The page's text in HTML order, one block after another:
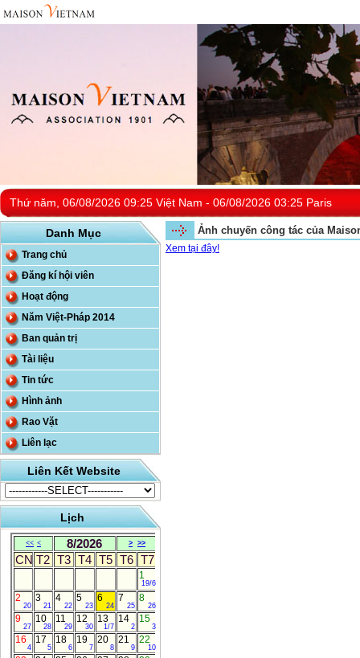
Thứ năm, 06/08/2026 09:25 Việt Nam - 06/08/2026 03:25 Paris
Danh Mục
Trang chủ
Đăng kí hội viên
Hoạt động
Năm Việt-Pháp 2014
Ban quản trị
Tài liệu
Tin tức
Hình ảnh
Rao Vặt
Liên lạc
Liên Kết Website
Lịch
<< < 8/2026 > >>
CN T2 T3 T4 T5 T6 T7
1
19/6
2
20
3
21
4
22
5
23
6
24
7
25
8
26
9
27
10
28
11
29
12
30
13
1/7
14
2
15
3
16
4
17
5
18
6
19
7
20
8
21
9
22
10
Ảnh chuyến công tác của
Xem tại đây!